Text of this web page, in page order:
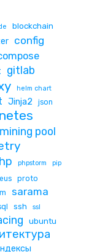
blockchain
config
gitlab
helm chart
Jinja2 json
mining pool
phpstorm pip
proto
sarama
ssh ssl
ubuntu